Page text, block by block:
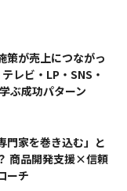
策が売上につながっ
レビ・LP・SNS・
ぶ成功パターン
門家を巻き込む」と
商品開発支援×信頼
ーチ